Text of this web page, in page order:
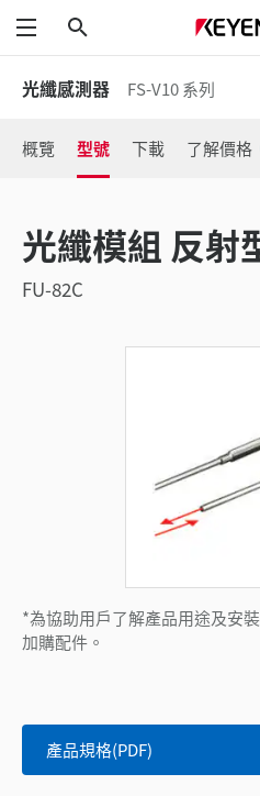
功能表
光纖感測器 FS-V10 系列
概覽 型號 下載 了解價格
光纖模組 反射
FU-82C
*為協助用戶了解產品用途及安
加購配件。
產品規格(PDF)